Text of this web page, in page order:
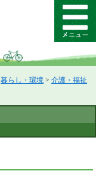
メ
ニ
ー
暮らし・環境 > 介護・福祉